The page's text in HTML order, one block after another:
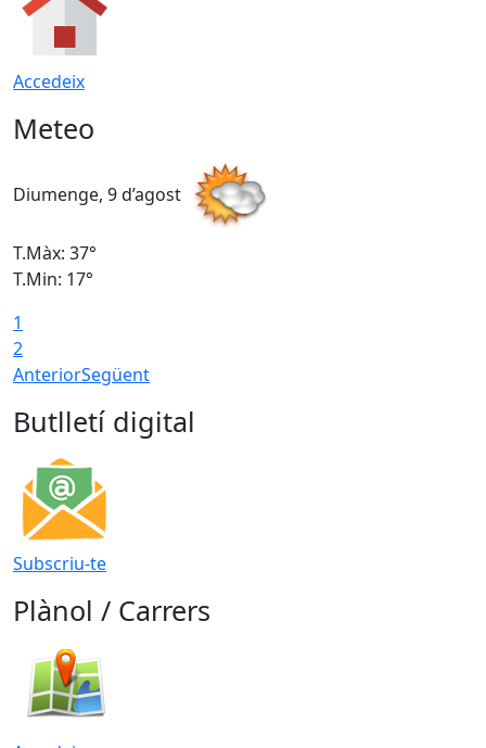
Accedeix
Meteo
Diumenge, 9 d’agost
T.Màx: 37°
T.Min: 17°
1
2
AnteriorSegüent
Butlletí digital
Subscriu-te
Plànol / Carrers